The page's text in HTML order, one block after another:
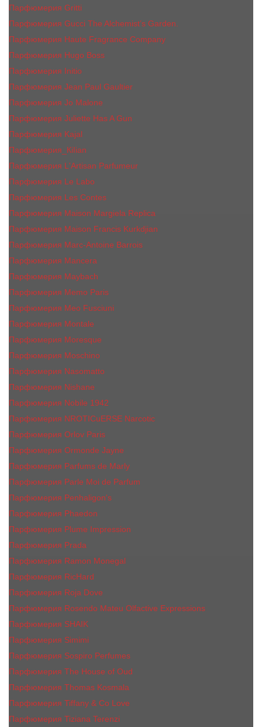
Парфюмерия Gritti
Парфюмерия Gucci The Alchemist’s Garden.
Парфюмерия Haute Fragrance Company
Парфюмерия Hugo Boss
Парфюмерия Initio
Парфюмерия Jean Paul Gaultier
Парфюмерия Jо Malоnе
Парфюмерия Juliette Has A Gun
Парфюмерия Kajal
Парфюмерия_КiIiаn
Парфюмерия L'Artisan Parfumeur
Парфюмерия Le Labo
Парфюмерия Les Contes
Парфюмерия Maison Margiela Replica
Парфюмерия Maison Francis Kurkdjian
Парфюмерия Marc-Antoine Barrois
Парфюмерия Mancera
Парфюмерия Maybach
Парфюмерия Memo Paris
Парфюмерия Meo Fusciuni
Парфюмерия Montale
Парфюмерия Moresque
Парфюмерия Moschino
Парфюмерия Nasomatto
Парфюмерия Nishane
Парфюмерия Nobile 1942
Парфюмерия NROTICuERSE Narcotic
Парфюмерия Orlov Paris
Парфюмерия Ormonde Jayne
Парфюмерия Parfums de Marly
Парфюмерия Parle Moi de Parfum
Парфюмерия Penhaligon's
Парфюмерия Phaedon
Парфюмерия Plume Impression
Парфюмерия Prada
Парфюмерия Ramon Monegal
Парфюмерия RicHard
Парфюмерия Roja Dove
Парфюмерия Rosendo Mateu Olfactive Expressions
Парфюмерия SHAIK
Парфюмерия Simimi
Парфюмерия Sospiro Perfumes
Парфюмерия The House of Oud
Парфюмерия Thomas Kosmala
Парфюмерия Tiffany & Co Love
Парфюмерия Tiziana Terenzi